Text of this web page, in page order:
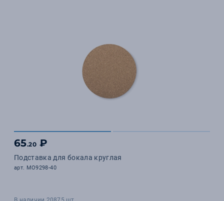
65.20 ₽
Подставка для бокала круглая
арт. MO9298-40